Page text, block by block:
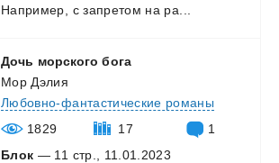
Например,
с запретом на ра...
Дочь морского бога
Мор Дэлия
Любовно-фантастические романы
1829
17
1
Блок — 11 стр., 11.01.2023